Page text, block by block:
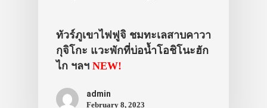
ทัวร์ภูเขาไฟฟูจิ ชมทะเลสาบคาวา
กุจิโกะ แวะพักที่บ่อน้ำโอชิโนะฮัก
ไก ฯลฯ NEW!
admin
February 8, 2023